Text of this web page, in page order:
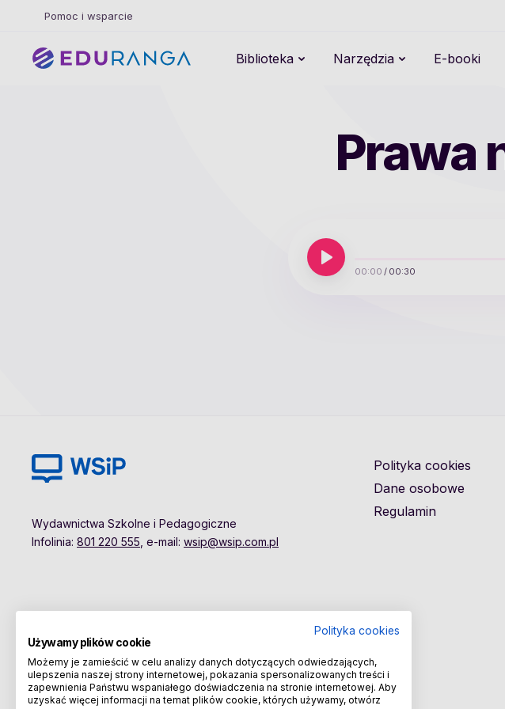
Pomoc i wsparcie
Biblioteka Narzędzia E-booki
Prawa
00:00 / 00:30
Wydawnictwa Szkolne i Pedagogiczne
Infolinia: 801 220 555 , e-mail: wsip@wsip.com.pl
Polityka cookies
Dane osobowe
Regulamin
Polityka cookies
Używamy plików cookie
Możemy je zamieścić w celu analizy danych dotyczących odwiedzających,
ulepszenia naszej strony internetowej, pokazania spersonalizowanych treści i
zapewnienia Państwu wspaniałego doświadczenia na stronie internetowej. Aby
uzyskać więcej informacji na temat plików cookie, których używamy, otwórz